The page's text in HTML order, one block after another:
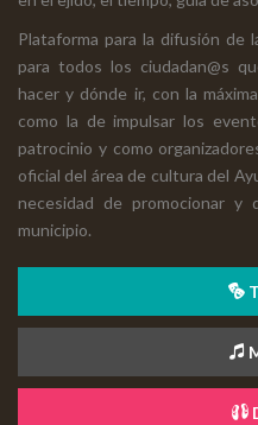
Plataforma para la difusión de
para todos los ciudadan@s
hacer y dónde ir, con la
como la de impulsar los
patrocinio y como
oficial del área de cultura del
necesidad de promocionar y
municipio.